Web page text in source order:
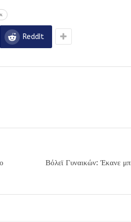
ReddIt
Βόλεϊ Γυναικών: Έκανε